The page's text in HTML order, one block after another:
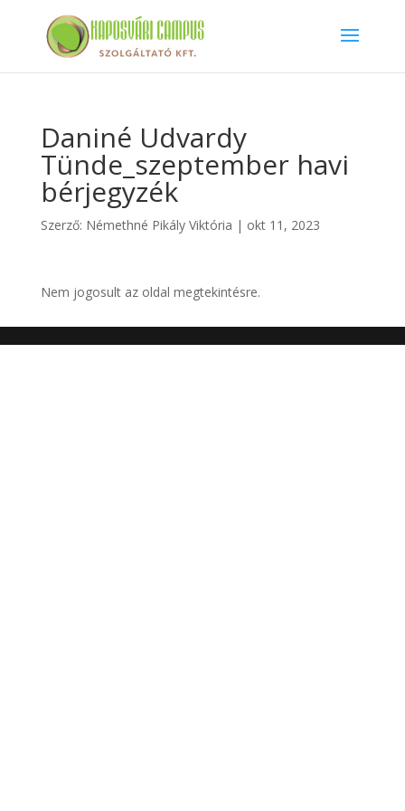
Daniné Udvardy
Tünde_szeptember havi
bérjegyzék
Szerző: Némethné Pikály Viktória | okt 11, 2023
Nem jogosult az oldal megtekintésre.